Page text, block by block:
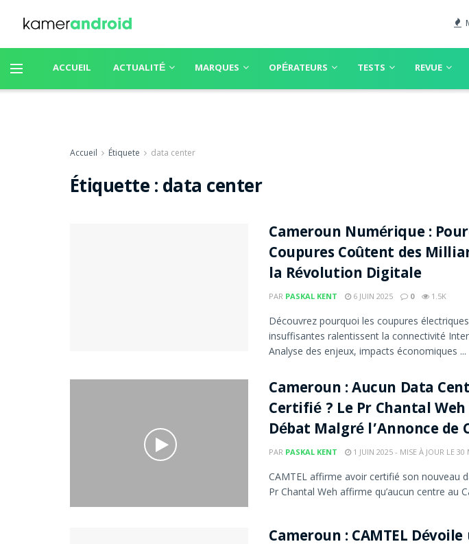
ACCUEIL ACTUALITÉ MARQUES OPÉRATEURS TESTS REVUE
Accueil Étiquete data center
Étiquette : data center
Cameroun Numérique :
Coupures Coûtent des
la Révolution Digitale
PAR PASKAL KENT 6 JUIN 2025 0 1.5K
Découvrez pourquoi les coupures
insuffisantes ralentissent la connectivité
Analyse des enjeux, impacts économiques ...
Cameroun : Aucun Data
Certifié ? Le Pr Chantal
Débat Malgré l’Annonce de
PAR PASKAL KENT 1 JUIN 2025 - MISE À JOUR LE 30
CAMTEL affirme avoir certifié son nouveau
Pr Chantal Weh affirme qu’aucun centre au
Cameroun : CAMTEL